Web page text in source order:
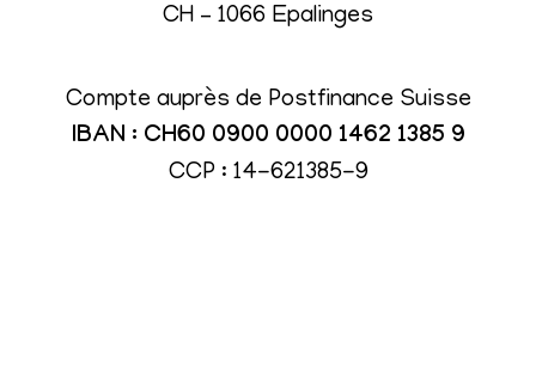
CH – 1066 Epalinges
Compte auprès de Postfinance Suisse
IBAN : CH60 0900 0000 1462 1385 9
CCP : 14-621385-9